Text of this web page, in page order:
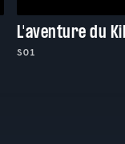
L'aventure du
S01